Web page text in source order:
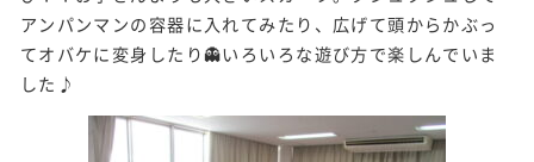
アンパンマンの容器に入れてみたり、広げて頭からかぶっ
てオバケに変身したり👻いろいろな遊び方で楽しんでいま
した♪